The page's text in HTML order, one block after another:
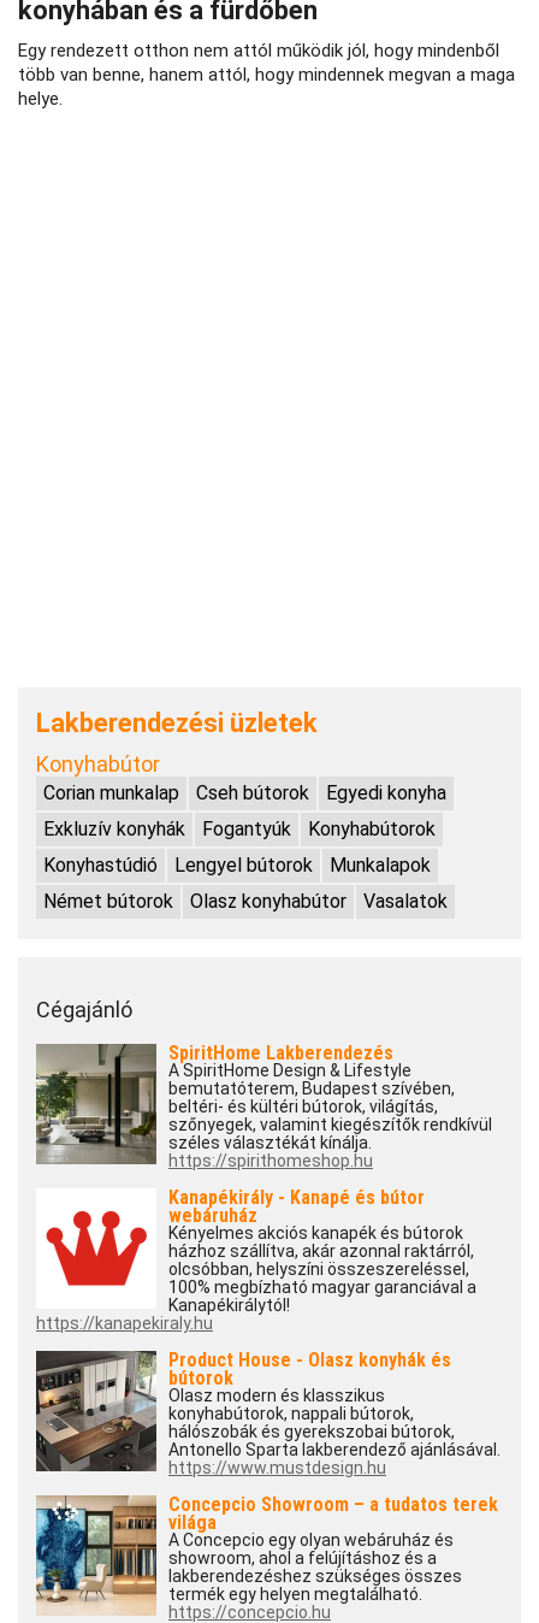
konyhában és a fürdőben
Egy rendezett otthon nem attól működik jól, hogy mindenből
több van benne, hanem attól, hogy mindennek megvan a maga
helye.
Lakberendezési üzletek
Konyhabútor
Corian munkalap Cseh bútorok
Egyedi konyha
Exkluzív konyhák
Fogantyúk
Konyhabútorok
Konyhastúdió
Lengyel bútorok
Munkalapok
Német bútorok
Olasz konyhabútor Vasalatok
Cégajánló
SpiritHome Lakberendezés
A SpiritHome Design & Lifestyle
bemutatóterem, Budapest szívében,
beltéri- és kültéri bútorok, világítás,
szőnyegek, valamint kiegészítők rendkívül
széles választékát kínálja.
https://spirithomeshop.hu
Kanapékirály - Kanapé és bútor
webáruház
Kényelmes akciós kanapék és bútorok
házhoz szállítva, akár azonnal raktárról,
olcsóbban, helyszíni összeszereléssel,
100% megbízható magyar garanciával a
Kanapékirálytól!
https://kanapekiraly.hu
Product House - Olasz konyhák és
bútorok
Olasz modern és klasszikus
konyhabútorok, nappali bútorok,
hálószobák és gyerekszobai bútorok,
Antonello Sparta lakberendező ajánlásával.
https://www.mustdesign.hu
Concepcio Showroom – a tudatos terek
világa
A Concepcio egy olyan webáruház és
showroom, ahol a felújításhoz és a
lakberendezéshez szükséges összes
termék egy helyen megtalálható.
https://concepcio.hu